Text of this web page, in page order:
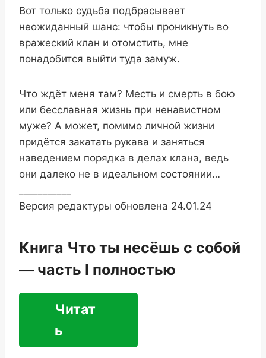
Вот только судьба подбрасывает
неожиданный шанс: чтобы проникнуть во
вражеский клан и отомстить, мне
понадобится выйти туда замуж.
Что ждёт меня там? Месть и смерть в бою
или бесславная жизнь при ненавистном
муже? А может, помимо личной жизни
придётся закатать рукава и заняться
наведением порядка в делах клана, ведь
они далеко не в идеальном состоянии…
Версия редактуры обновлена 24.01.24
Книга Что ты несёшь с собой
— часть I полностью
Читат
ь